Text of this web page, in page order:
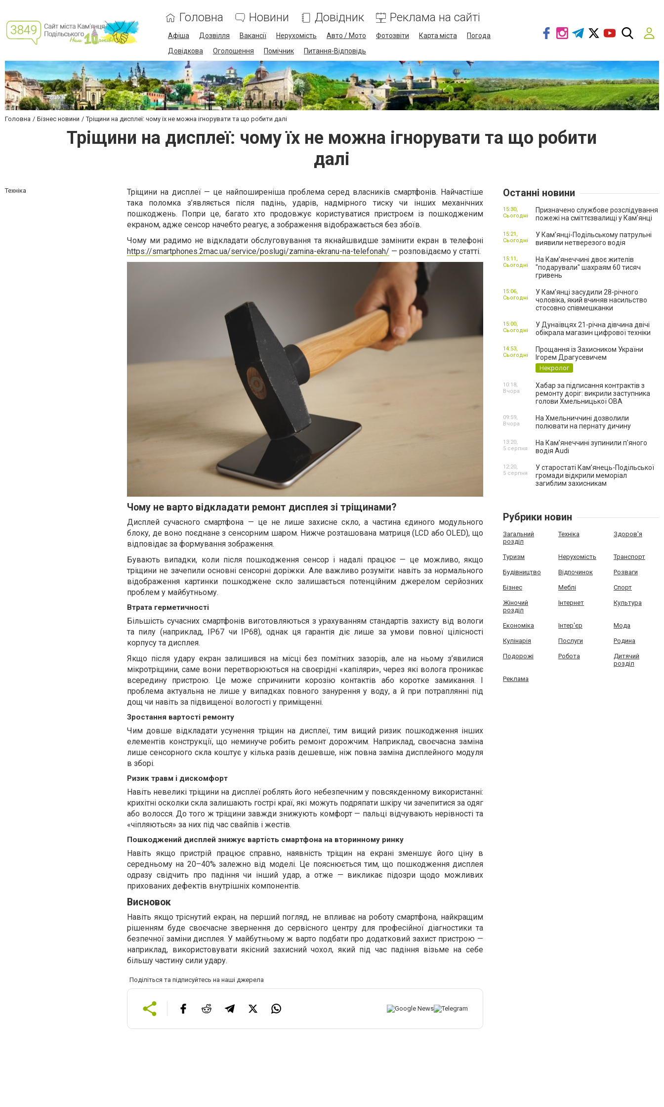
Головна Новини Довідник Реклама на сайті
Афіша Дозвілля Вакансії Нерухомість Авто / Мото Фотозвіти Карта міста
Погода
Довідкова
Оголошення Помічник Питання-Відповідь
Головна Бізнес новини Тріщини на дисплеї: чому їх не можна ігнорувати та що робити далі
Тріщини на дисплеї: чому їх не можна ігнорувати та що робити
далі
Техніка
Тріщини на дисплеї — це найпоширеніша проблема серед власників смартфонів. Найчастіше
така поломка з’являється після падінь, ударів, надмірного тиску чи інших механічних
пошкоджень. Попри це, багато хто продовжує користуватися пристроєм із пошкодженим
екраном, адже сенсор начебто реагує, а зображення відображається без збоїв.
Чому ми радимо не відкладати обслуговування та якнайшвидше замінити екран в телефоні
https://smartphones.2mac.ua/service/poslugi/zamina-ekranu-na-telefonah/ — розповідаємо у статті.
Чому не варто відкладати ремонт дисплея зі тріщинами?
Дисплей сучасного смартфона — це не лише захисне скло, а частина єдиного модульного
блоку, де воно поєднане з сенсорним шаром. Нижче розташована матриця (LCD або OLED), що
відповідає за формування зображення.
Бувають випадки, коли після пошкодження сенсор і надалі працює — це можливо, якщо
тріщини не зачепили основні сенсорні доріжки. Але важливо розуміти: навіть за нормального
відображення картинки пошкоджене скло залишається потенційним джерелом серйозних
проблем у майбутньому.
Втрата герметичності
Більшість сучасних смартфонів виготовляються з урахуванням стандартів захисту від вологи
та пилу (наприклад, IP67 чи IP68), однак ця гарантія діє лише за умови повної цілісності
корпусу та дисплея.
Якщо після удару екран залишився на місці без помітних зазорів, але на ньому з’явилися
мікротріщини, саме вони перетворюються на своєрідні «капіляри», через які волога проникає
всередину пристрою. Це може спричинити корозію контактів або коротке замикання. І
проблема актуальна не лише у випадках повного занурення у воду, а й при потраплянні під
дощ чи навіть за підвищеної вологості у приміщенні.
Зростання вартості ремонту
Чим довше відкладати усунення тріщин на дисплеї, тим вищий ризик пошкодження інших
елементів конструкції, що неминуче робить ремонт дорожчим. Наприклад, своєчасна заміна
лише сенсорного скла коштує у кілька разів дешевше, ніж повна заміна дисплейного модуля
в зборі.
Ризик травм і дискомфорт
Навіть невеликі тріщини на дисплеї роблять його небезпечним у повсякденному використанні:
крихітні осколки скла залишають гострі краї, які можуть подряпати шкіру чи зачепитися за одяг
або волосся. До того ж тріщини завжди знижують комфорт — пальці відчувають нерівності та
«чіпляються» за них під час свайпів і жестів.
Пошкоджений дисплей знижує вартість смартфона на вторинному ринку
Навіть якщо пристрій працює справно, наявність тріщин на екрані зменшує його ціну в
середньому на 20–40% залежно від моделі. Це пояснюється тим, що пошкодження дисплея
одразу свідчить про падіння чи інший удар, а отже — викликає підозри щодо можливих
прихованих дефектів внутрішніх компонентів.
Висновок
Навіть якщо тріснутий екран, на перший погляд, не впливає на роботу смартфона, найкращим
рішенням буде своєчасне звернення до сервісного центру для професійної діагностики та
безпечної заміни дисплея. У майбутньому ж варто подбати про додатковий захист пристрою —
наприклад, використовувати якісний захисний чохол, який під час падіння візьме на себе
більшу частину сили удару.
Поділіться та підписуйтесь на наші джерела
Останні новини
Призначено службове розслідування
пожежі на сміттєзвалищі у Кам’янці
15:30,
Сьогодні
У Кам’янці-Подільському патрульні
виявили нетверезого водія
15:21,
Сьогодні
На Камʼянеччині двоє жителів
"подарували" шахраям 60 тисяч
гривень
15:11,
Сьогодні
У Камʼянці засудили 28-річного
чоловіка, який вчиняв насильство
стосовно співмешканки
15:06,
Сьогодні
У Дунаївцях 21-річна дівчина двічі
обікрала магазин цифрової техніки
15:00,
Сьогодні
Прощання із Захисником України
Ігорем Драгусевичем
Некролог
14:53,
Сьогодні
Хабар за підписання контрактів з
ремонту доріг: викрили заступника
голови Хмельницької ОВА
10:18,
Вчора
На Хмельниччині дозволили
полювати на пернату дичину
09:59,
Вчора
На Камʼянеччині зупинили п'яного
водія Audi
13:20,
5 серпня
У старостаті Кам’янець-Подільської
громади відкрили меморіал
загиблим захисникам
12:20,
5 серпня
Рубрики новин
Загальний
розділ
Техніка Здоров'я
Туризм Нерухомість Транспорт
Будівництво Відпочинок Розваги
Бізнес Меблі Спорт
Жіночий
розділ
Інтернет Культура
Економіка Інтер'єр Мода
Кулінарія Послуги Родина
Подорожі Робота
Дитячий
розділ
Реклама